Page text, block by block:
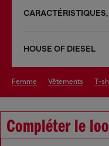
HOUSE OF DIESEL
femme vêtements t-
Compléter le